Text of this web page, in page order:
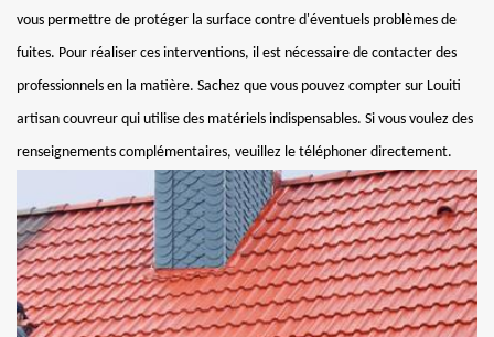
vous permettre de protéger la surface contre d'éventuels problèmes de
fuites. Pour réaliser ces interventions, il est nécessaire de contacter des
professionnels en la matière. Sachez que vous pouvez compter sur Louiti
artisan couvreur qui utilise des matériels indispensables. Si vous voulez des
renseignements complémentaires, veuillez le téléphoner directement.